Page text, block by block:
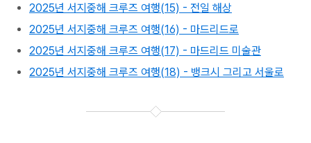
2025년 서지중해 크루즈 여행(15) - 전일 해상
2025년 서지중해 크루즈 여행(16) - 마드리드로
2025년 서지중해 크루즈 여행(17) - 마드리드 미술관
2025년 서지중해 크루즈 여행(18) - 뱅크시 그리고 서울로